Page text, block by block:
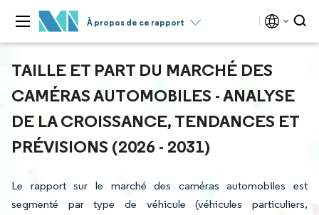
À propos de ce rapport
TAILLE ET PART DU MARCHÉ DES
CAMÉRAS AUTOMOBILES - ANALYSE
DE LA CROISSANCE, TENDANCES ET
PRÉVISIONS (2026 - 2031)
Le rapport sur le marché des caméras automobiles est
segmenté par type de véhicule (véhicules particuliers,